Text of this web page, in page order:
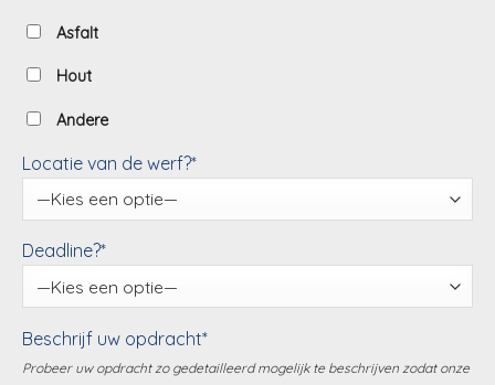
Asfalt
Hout
Andere
Locatie van de werf?*
Deadline?*
Beschrijf uw opdracht*
Probeer uw opdracht zo gedetailleerd mogelijk te beschrijven zodat onze